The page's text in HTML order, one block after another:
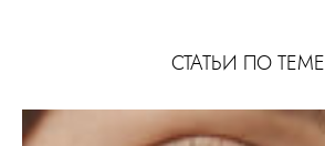
СТАТЬИ ПО ТЕМЕ